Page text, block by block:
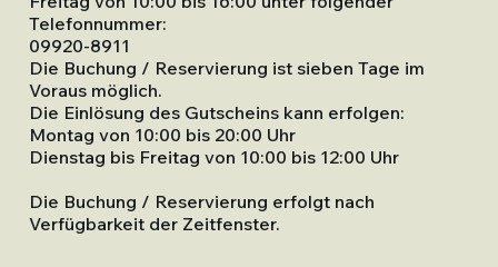
Telefonnummer:
09920-8911
Die Buchung / Reservierung ist sieben Tage im
Voraus möglich.
Die Einlösung des Gutscheins kann erfolgen:
Montag von 10:00 bis 20:00 Uhr
Dienstag bis Freitag von 10:00 bis 12:00 Uhr
Die Buchung / Reservierung erfolgt nach
Verfügbarkeit der Zeitfenster.